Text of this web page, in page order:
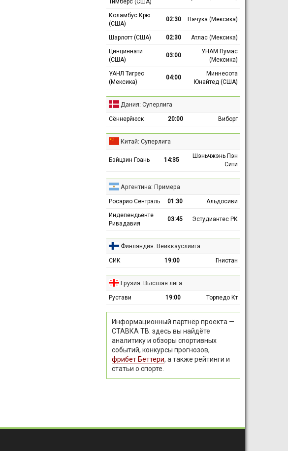
Коламбус Крю
(США)
02:30 Пачука (Мексика)
Шарлотт (США) 02:30
Атлас (Мексика)
Цинциннати
(США)
03:00
УНАМ Пумас
(Мексика)
УАНЛ Тигрес
(Мексика)
04:00
Миннесота
Юнайтед (США)
Дания: Суперлига
Сённерйюск 20:00 Виборг
Китай: Суперлига
Бэйцзин Гоань 14:35
Шэньчжэнь Пэн
Сити
Аргентина: Примера
Росарио Сентраль 01:30
Альдосиви
Индепендьенте
Ривадавия
03:45 Эстудиантес РК
Финляндия: Вейккауслиига
СИК 19:00 Гнистан
Грузия: Высшая лига
Рустави 19:00 Торпедо Кт
Информационный партнёр проекта —
СТАВКА ТВ: здесь вы найдёте
аналитику и обзоры спортивных
событий, конкурсы прогнозов,
фрибет Беттери, а также рейтинги и
статьи о спорте.